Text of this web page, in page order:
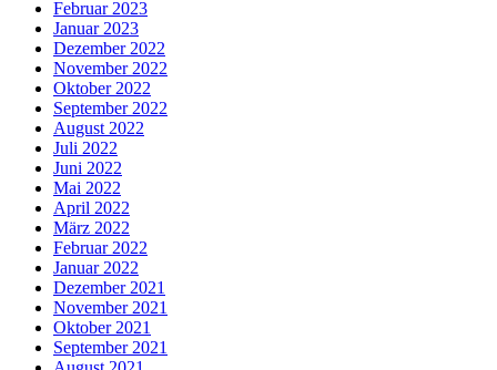
Februar 2023
Januar 2023
Dezember 2022
November 2022
Oktober 2022
September 2022
August 2022
Juli 2022
Juni 2022
Mai 2022
April 2022
März 2022
Februar 2022
Januar 2022
Dezember 2021
November 2021
Oktober 2021
September 2021